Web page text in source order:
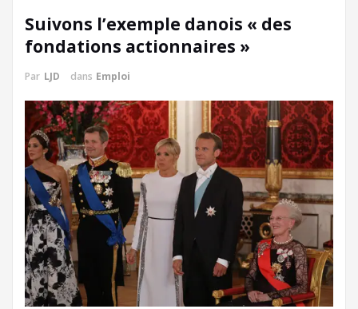
Suivons l’exemple danois « des
fondations actionnaires »
Par LJD dans Emploi